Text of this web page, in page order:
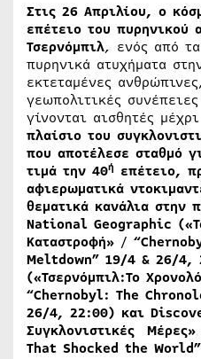
Στις 26 Απριλίου, ο
επέτειο του πυρηνικού
Τσερνόμπιλ, ενός από
πυρηνικά ατυχήματα
εκτεταμένες
γεωπολιτικές
γίνονται αισθητές
πλαίσιο του
που αποτέλεσε σταθμό
τιμά την 40ή επέτειο,
αφιερωματικά
θεματικά κανάλια στην
National Geographic («
Καταστροφή» /
Meltdown” 19/4 & 26/4,
(«Τσερνόμπιλ:Το
“Chernobyl: The
26/4, 22:00) και
Συγκλονιστικές
That Shocked the World”